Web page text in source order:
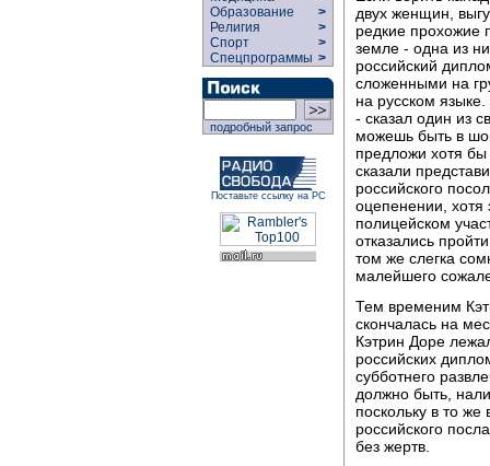
Образование
>
Религия
>
Спорт
>
Спецпрограммы >
подробный запрос
Поставьте ссылку на РС
двух женщин,
редкие
земле - одна из
российский
сложенными на
на русском
- сказал один из
можешь быть в
предложи хотя бы
сказали
российского
оцепенении, хотя
полицейском
отказались
том же слегка
малейшего
Тем временим
скончалась на
Кэтрин Доре
российских
субботнего
должно быть,
поскольку в то
российского
без жертв.